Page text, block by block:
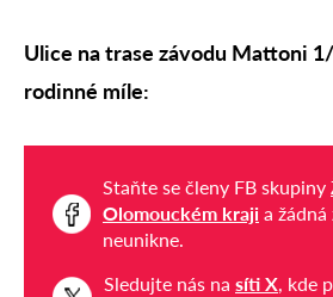
Ulice na trase závodu Mattoni
rodinné míle:
Staňte se členy FB skupiny
Olomouckém kraji a žádná
neunikne.
Sledujte nás na síti X, kde